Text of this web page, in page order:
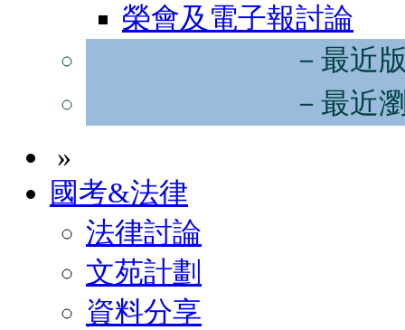
榮會及電子報討論
－最近
－最近
»
國考&法律
法律討論
文苑計劃
資料分享